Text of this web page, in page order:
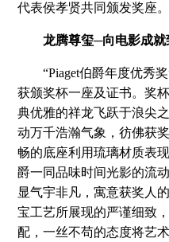
代表侯孝贤共同颁发奖座。
龙腾尊玺─向电影成就
“Piaget伯爵年度优秀奖
获颁奖杯一座及证书。奖
典优雅的祥龙飞跃于浪尖
动万千浩瀚气象，彷佛获
畅的底座利用琉璃材质表
爵一同品味时间光影的流
显气宇非凡，寓意获奖人
宝工艺所展现的严谨细致
配，一丝不苟的态度将艺